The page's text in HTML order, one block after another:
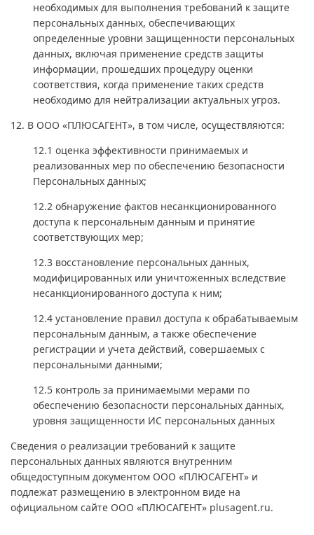
необходимых для выполнения требований к защите
персональных данных, обеспечивающих
определенные уровни защищенности персональных
данных, включая применение средств защиты
информации, прошедших процедуру оценки
соответствия, когда применение таких средств
необходимо для нейтрализации актуальных угроз.
12. В ООО «ПЛЮСАГЕНТ», в том числе, осуществляются:
12.1 оценка эффективности принимаемых и
реализованных мер по обеспечению безопасности
Персональных данных;
12.2 обнаружение фактов несанкционированного
доступа к персональным данным и принятие
соответствующих мер;
12.3 восстановление персональных данных,
модифицированных или уничтоженных вследствие
несанкционированного доступа к ним;
12.4 установление правил доступа к обрабатываемым
персональным данным, а также обеспечение
регистрации и учета действий, совершаемых с
персональными данными;
12.5 контроль за принимаемыми мерами по
обеспечению безопасности персональных данных,
уровня защищенности ИС персональных данных
Сведения о реализации требований к защите
персональных данных являются внутренним
общедоступным документом ООО «ПЛЮСАГЕНТ» и
подлежат размещению в электронном виде на
официальном сайте ООО «ПЛЮСАГЕНТ» plusagent.ru.